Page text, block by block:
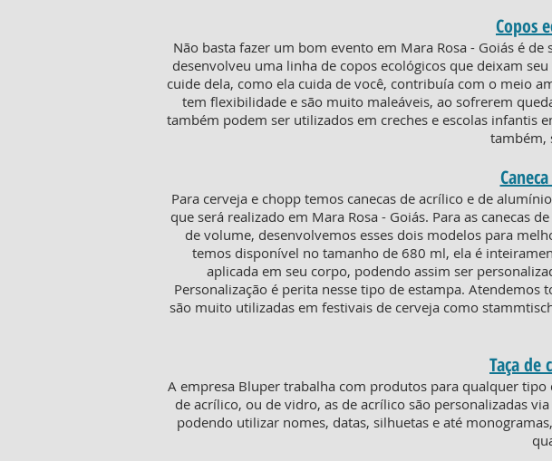
Copos
Não basta fazer um bom evento em Mara Rosa - Goiás é
desenvolveu uma linha de copos ecológicos que deixam
cuide dela, como ela cuida de você, contribuía com o meio
tem flexibilidade e são muito maleáveis, ao sofrerem
também podem ser utilizados em creches e escolas infantis
também,
Para cerveja e chopp temos canecas de acrílico e de
que será realizado em Mara Rosa - Goiás. Para as
de volume, desenvolvemos esses dois modelos para
temos disponível no tamanho de 680 ml, ela é
aplicada em seu corpo, podendo assim ser
Personalização é perita nesse tipo de estampa. Atendemos
são muito utilizadas em festivais de cerveja como
Taça de
A empresa Bluper trabalha com produtos para qualquer
de acrílico, ou de vidro, as de acrílico são personalizadas
podendo utilizar nomes, datas, silhuetas e até